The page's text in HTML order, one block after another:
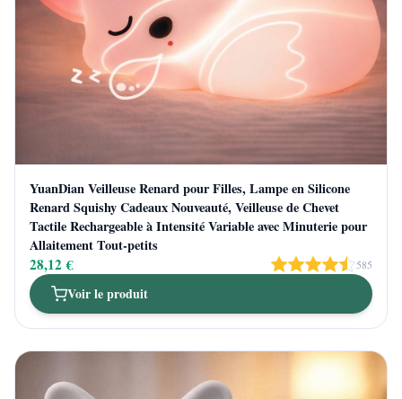
YuanDian Veilleuse Renard pour Filles, Lampe en Silicone
Renard Squishy Cadeaux Nouveauté, Veilleuse de Chevet
Tactile Rechargeable à Intensité Variable avec Minuterie pour
Allaitement Tout-petits
28,12 € 585
Voir le produit